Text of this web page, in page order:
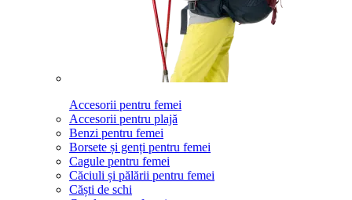
Accesorii pentru femei
Accesorii pentru plajă
Benzi pentru femei
Borsete și genți pentru femei
Cagule pentru femei
Căciuli și pălării pentru femei
Căști de schi